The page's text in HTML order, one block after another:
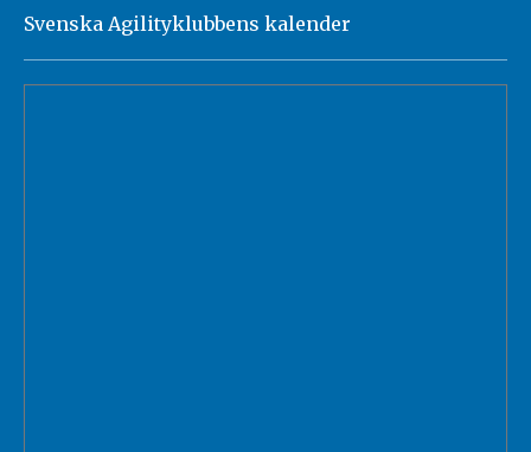
Svenska Agilityklubbens kalender